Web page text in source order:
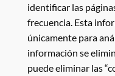
identificar las
frecuencia. Esta
únicamente para
información se
puede eliminar las